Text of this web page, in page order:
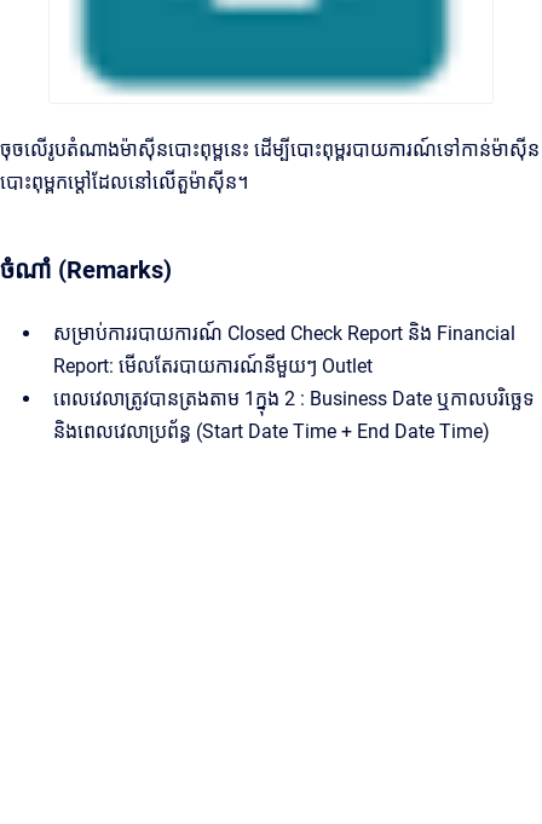
ចុចលើរូបតំណាងម៉ាស៊ីនបោះពុម្ពនេះ ដើម្បីបោះពុម្ពរបាយការណ៍ទៅកាន់ម៉ាស៊ីន
បោះពុម្ពកម្ដៅដែលនៅលើតួម៉ាស៊ីន។
ចំណាំ (Remarks)
សម្រាប់ការរបាយការណ៍ Closed Check Report និង Financial
Report: មើលតែរបាយការណ៍នីមួយៗ Outlet
ពេលវេលាត្រូវបានត្រងតាម 1ក្នុង 2 : Business Date ឬកាលបរិច្ឆេទ
និងពេលវេលាប្រព័ន្ធ (Start Date Time + End Date Time)